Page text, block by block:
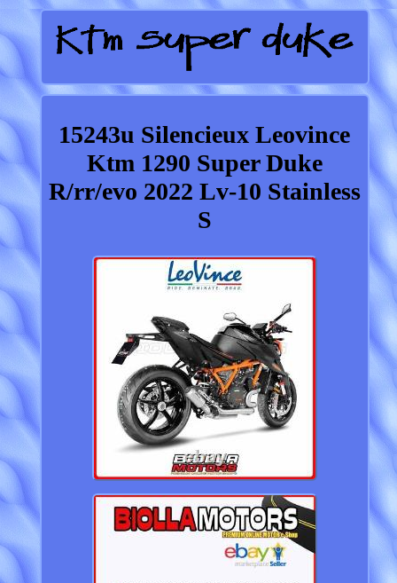
15243u Silencieux Leovince
Ktm 1290 Super Duke
R/rr/evo 2022 Lv-10 Stainless
S